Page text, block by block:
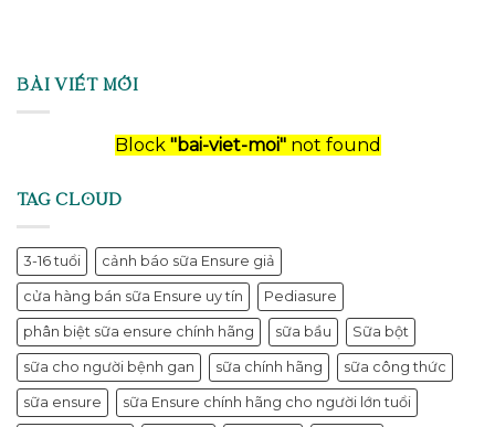
BÀI VIẾT MỚI
Block "bai-viet-moi"not found
TAG CLOUD
3-16 tuổi cảnh báo sữa Ensure giả
cửa hàng bán sữa Ensure uy tín Pediasure
phân biệt sữa ensure chính hãng sữa bầu Sữa bột
sữa cho người bệnh gan sữa chính hãng sữa công thức
sữa ensure sữa Ensure chính hãng cho người lớn tuổi